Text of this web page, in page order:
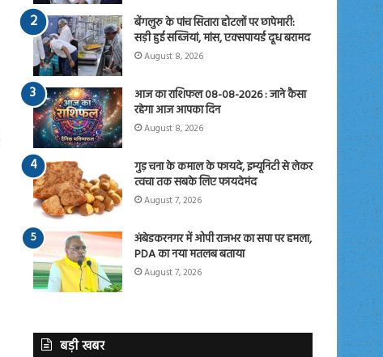
बेंगलुरु के पांच सितारा होटलों पर छापेमारी:
सड़ी हुई सब्जियां, मांस, एक्सपायर्ड दूध बरामद
August 8, 2026
आज का राशिफल 08-08-2026 : जाने कैसा
रहेगा आज आपका दिन
August 8, 2026
गुड़ चना के कमाल के फायदे, इम्यूनिटी से लेकर
त्वचा तक सबके लिए फायदेमंद
August 7, 2026
अंबेडकरनगर में ओपी राजभर का सपा पर हमला,
PDA का नया मतलब बताया
August 7, 2026
बड़ी खबर